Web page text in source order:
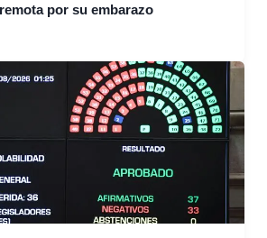
por su embarazo